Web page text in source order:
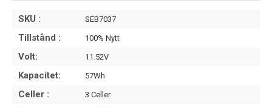
SKU : SEB7037
Tillstånd : 100% Nytt
Volt: 11.52V
Kapacitet: 57Wh
Celler : 3 Celler